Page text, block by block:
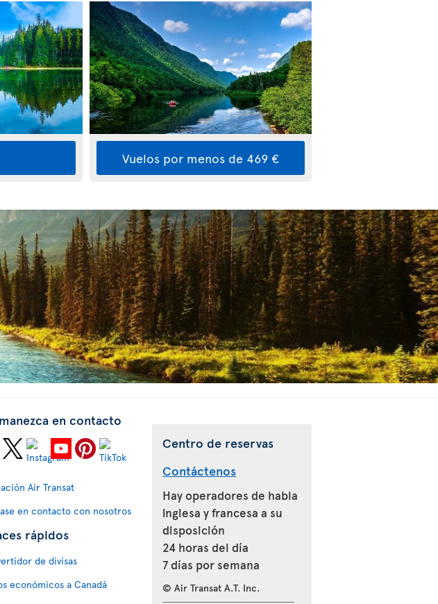
Vuelos por menos de 469 €
en contacto
Air Transat
en contacto con nosotros
rápidos
de divisas
económicos a Canadá
Centro de reservas
Contáctenos
Hay operadores de habla
inglesa y francesa a su
disposición
24 horas del día
7 días por semana
© Air Transat A.T. Inc.